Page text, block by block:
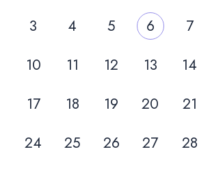
3
4 5 6 7
10
11 12 13 14
17
18 19 20 21
24
25 26 27 28